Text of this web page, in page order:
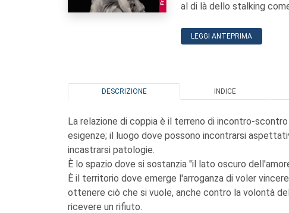
al di là dello stalking
LEGGI ANTEPRIMA
DESCRIZIONE INDICE
La relazione di coppia è il terreno di incontro-
esigenze; il luogo dove possono incontrarsi
incastrarsi patologie.
È lo spazio dove si sostanzia "il lato oscuro
È il territorio dove emerge l'arroganza di voler
ottenere ciò che si vuole, anche contro la volontà
ricevere un rifiuto.